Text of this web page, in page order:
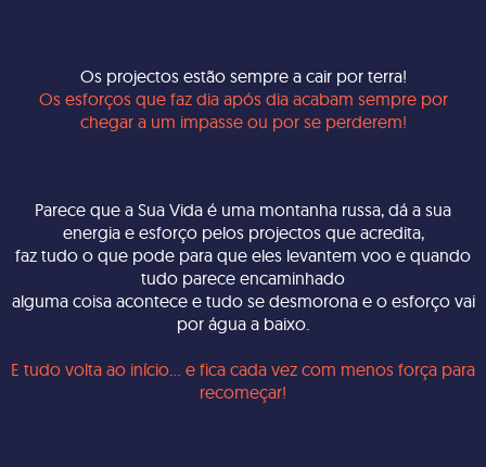
Os projectos estão sempre a cair por terra!
Os esforços que faz dia após dia acabam sempre por
chegar a um impasse ou por se perderem!
Parece que a Sua Vida é uma montanha russa, dá a sua
energia e esforço pelos projectos que acredita,
faz tudo o que pode para que eles levantem voo e quando
tudo parece encaminhado
alguma coisa acontece e tudo se desmorona e o esforço vai
por água a baixo.
E tudo volta ao início... e fica cada vez com menos força para
recomeçar!